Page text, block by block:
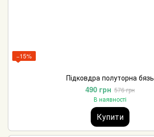
−15%
Підковдра полуторна бязь
490 грн 576 грн
В наявності
Купити